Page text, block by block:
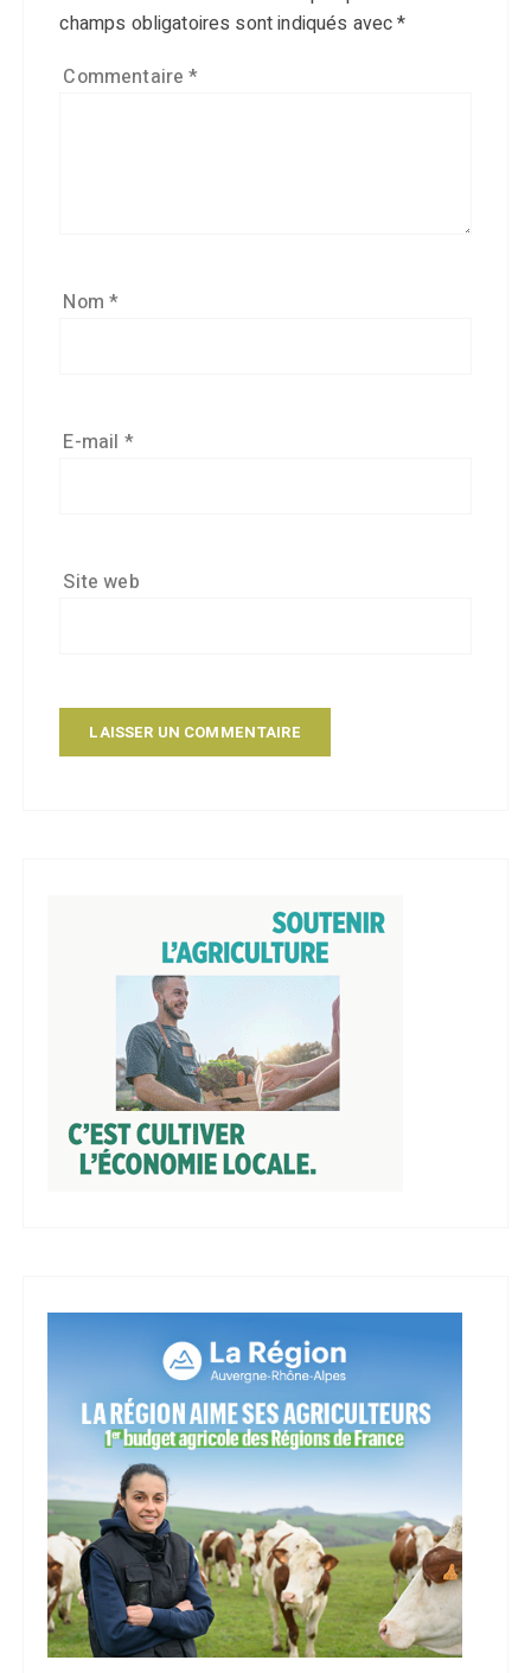
champs obligatoires sont indiqués avec*
Commentaire*
Nom*
E-mail *
Site web